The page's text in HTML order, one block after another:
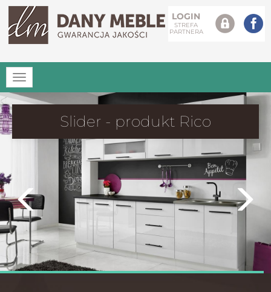
LOGIN
STREFA
PARTNERA
Rozwiń
menu
Slider - produkt Rico